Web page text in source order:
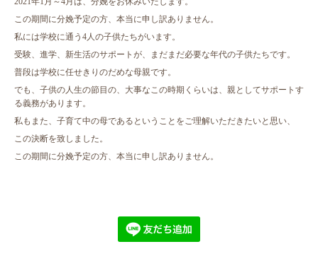
この期間に分娩予定の方、本当に申し訳ありません。
私には学校に通う4人の子供たちがいます。
受験、進学、新生活のサポートが、まだまだ必要な年代の子供たちです。
普段は学校に任せきりのだめな母親です。
でも、子供の人生の節目の、大事なこの時期くらいは、親としてサポートす
る義務があります。
私もまた、子育て中の母であるということをご理解いただきたいと思い、
この決断を致しました。
この期間に分娩予定の方、本当に申し訳ありません。